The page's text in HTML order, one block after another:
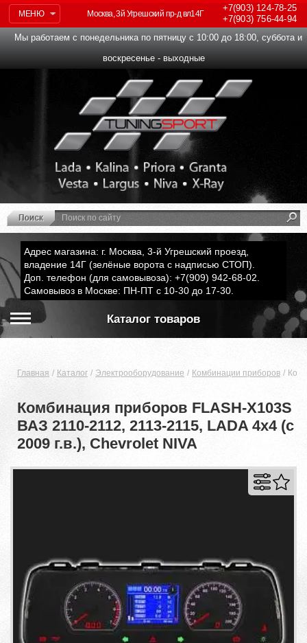
МЕНЮ
+7(903)124-78-25
+7(903)756-44-94
Москва, 3й Угрешский пр-д вл14Г
Мы работаем с понедельника по пятницу с 10:00 до 18:00, суббота и
воскресенье - выходные
Адрес магазина: г. Москва, 3-й Угрешский проезд,
владение 14Г (зелёные ворота с надписью СТОП).
Доп. телефон (для самовывоза): +7(909) 942-68-02.
Самовывоз в Москве: ПН-ПТ с 10-30 до 17-30.
Каталог товаров
Главная Каталог Электрооборудование Комбинации приборов
Комбинация приборов FLASH-X103S
ВАЗ 2110-2112, 2113-2115, LADA 4x4 (с
2009 г.в.), Chevrolet NIVA